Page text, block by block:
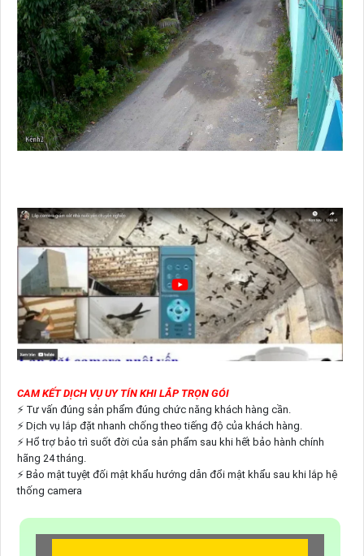
CAM KẾT DỊCH VỤ UY TÍN KHI LẮP TRỌN GÓI
⚡ Tư vấn đúng sản phẩm đúng chức năng khách hàng cần.
⚡ Dịch vụ lắp đặt nhanh chống theo tiếng độ của khách hàng.
⚡ Hổ trợ bảo trì suốt đời của sản phẩm sau khi hết bảo hành chính
hãng 24 tháng.
⚡ Bảo mật tuyệt đối mật khẩu hướng dẫn đổi mật khẩu sau khi lắp hệ
thống camera